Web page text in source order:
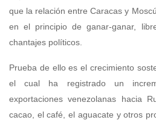
que la relación entre Caracas y
en el principio de ganar-ganar,
chantajes políticos.
Prueba de ello es el crecimiento
el cual ha registrado un
exportaciones venezolanas hacia
cacao, el café, el aguacate y otros